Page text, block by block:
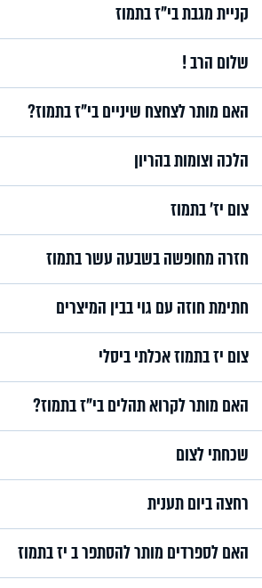
קניית מגבת בי"ז בתמוז
שלום הרב !
האם מותר לצחצח שיניים בי"ז בתמוז?
הלכה וצומות בהריון
צום יז’ בתמוז
חזרה מחופשה בשבעה עשר בתמוז
חתימת חוזה עם גוי בבין המיצרים
צום יז בתמוז אכלתי ביסלי
האם מותר לקרוא תהלים בי"ז בתמוז?
שכחתי לצום
רחצה ביום תענית
האם לספרדים מותר להסתפר ב יז בתמוז